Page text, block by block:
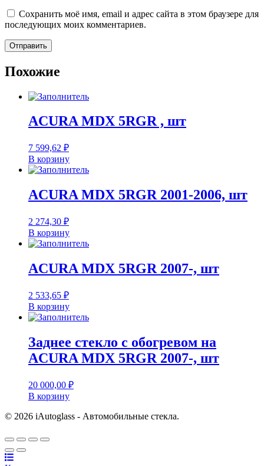
Сохранить моё имя, email и адрес сайта в этом браузере для
последующих моих комментариев.
Похожие
ACURA MDX 5RGR , шт
7 599,62 ₽
В корзину
ACURA MDX 5RGR 2001-2006, шт
2 274,30 ₽
В корзину
ACURA MDX 5RGR 2007-, шт
2 533,65 ₽
В корзину
Заднее стекло с обогревом на
ACURA MDX 5RGR 2007-, шт
20 000,00 ₽
В корзину
© 2026 iAutoglass - Автомобильные стекла.